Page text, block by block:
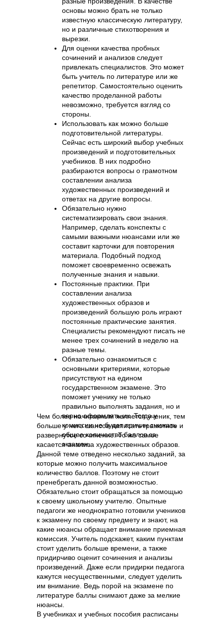
основы можно брать не только
известную классическую литературу,
но и различные стихотворения и
вырезки.
Для оценки качества пробных
сочинений и анализов следует
привлекать специалистов. Это может
быть учитель по литературе или же
репетитор. Самостоятельно оценить
качество проделанной работы
невозможно, требуется взгляд со
стороны.
Использовать как можно больше
подготовительной литературы.
Сейчас есть широкий выбор учебных
произведений и подготовительных
учебников. В них подробно
разбираются вопросы о грамотном
составлении анализа
художественных произведений и
ответах на другие вопросы.
Обязательно нужно
систематизировать свои знания.
Например, сделать конспекты с
самыми важными нюансами или же
составит карточки для повторения
материала. Подобный подход
поможет своевременно освежать
полученные знания и навыки.
Постоянные практики. При
составлении анализа
художественных образов и
произведений большую роль играют
постоянные практические занятия.
Специалисты рекомендуют писать не
менее трех сочинений в неделю на
разные темы.
Обязательно ознакомиться с
основными критериями, которые
присутствуют на едином
государственном экзамене. Это
поможет ученику не только
правильно выполнять задания, но и
верно оформлять их. Тогда у
комиссии не будет причин снижать
общее количество баллов за
экзамен.
Чем более начитанным является ученик, тем
больше у него шансов написать грамотное и
развернутое сочинение. То же самое
касается анализа художественных образов.
Данной теме отведено несколько заданий, за
которые можно получить максимальное
количество баллов. Поэтому не стоит
пренебрегать данной возможностью.
Обязательно стоит обращаться за помощью
к своему школьному учителю. Опытные
педагоги же неоднократно готовили учеников
к экзамену по своему предмету и знают, на
какие нюансы обращает внимание приемная
комиссия. Учитель подскажет, каким пунктам
стоит уделить больше времени, а также
придирчиво оценит сочинения и анализы
произведений. Даже если придирки педагога
кажутся несущественными, следует уделить
им внимание. Ведь порой на экзамене по
литературе баллы снимают даже за мелкие
нюансы.
В учебниках и учебных пособия расписаны